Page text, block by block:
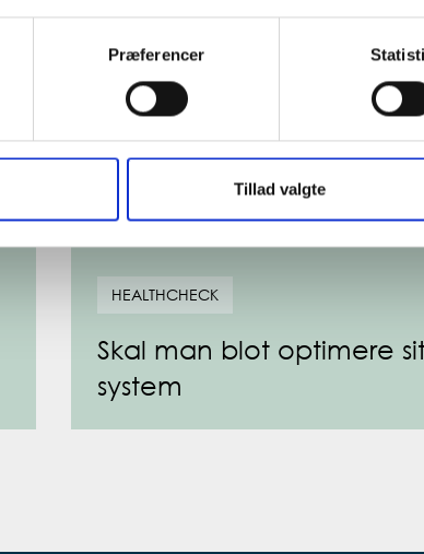
Præferencer
Tillad valgte
HEALTHCHECK
Skal man blot optimere
system